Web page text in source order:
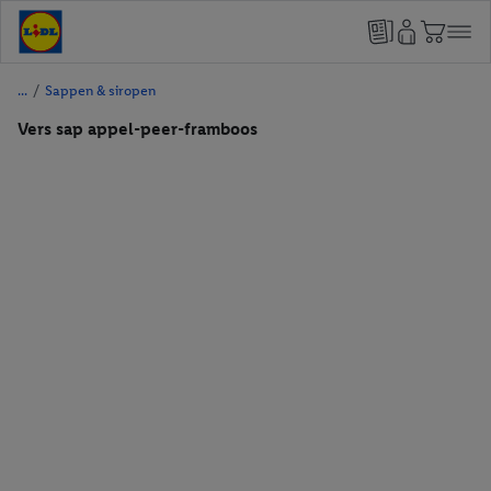
/ Sappen & siropen
Vers sap appel-peer-framboos